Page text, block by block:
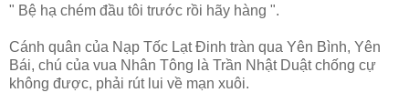
" Bệ hạ chém đầu tôi trước rồi hãy hàng ".
Cánh quân của Nạp Tốc Lạt Đinh tràn qua Yên Bình, Yên
Bái, chú của vua Nhân Tông là Trần Nhật Duật chống cự
không được, phải rút lui về mạn xuôi.